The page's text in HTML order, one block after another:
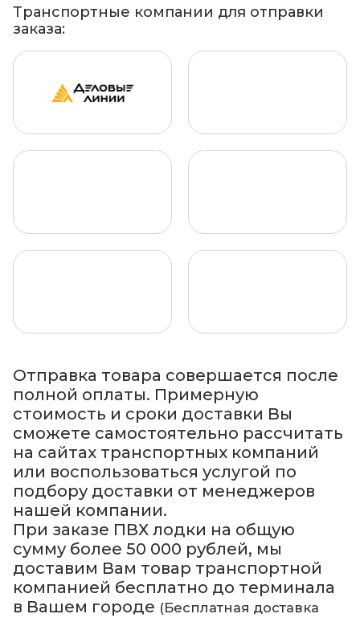
Транспортные компании для отправки
заказа:
Отправка товара совершается после
полной оплаты. Примерную
стоимость и сроки доставки Вы
сможете самостоятельно рассчитать
на сайтах транспортных компаний
или воспользоваться услугой по
подбору доставки от менеджеров
нашей компании.
При заказе ПВХ лодки на общую
сумму более 50 000 рублей, мы
доставим Вам товар транспортной
компанией бесплатно до терминала
в Вашем городе (Бесплатная доставка